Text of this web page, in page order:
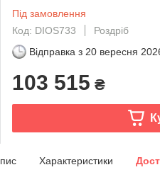
Під замовлення
Код: DIOS733
Роздріб
Відправка з 20 вересня
103 515 ₴
Характеристики